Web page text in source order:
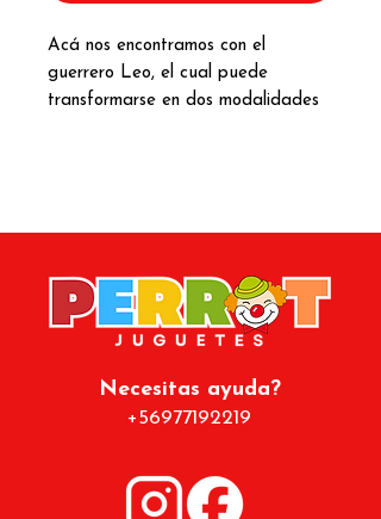
Acá nos encontramos con el
guerrero Leo, el cual puede
transformarse en dos modalidades
Megaguerrero. No olvides que
compatibles por lo que puedas
combinarlos con cualquier otro
construbrick que tengas!
Este producto contiene 195 piezas.
Necesitas ayuda?
+56977192219